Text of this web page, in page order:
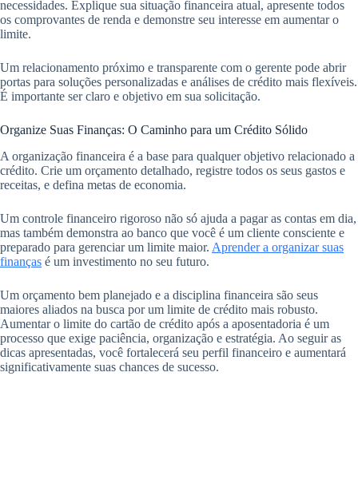
necessidades. Explique sua situação financeira atual, apresente todos
os comprovantes de renda e demonstre seu interesse em aumentar o
limite.
Um relacionamento próximo e transparente com o gerente pode abrir
portas para soluções personalizadas e análises de crédito mais flexíveis.
É importante ser claro e objetivo em sua solicitação.
Organize Suas Finanças: O Caminho para um Crédito Sólido
A organização financeira é a base para qualquer objetivo relacionado a
crédito. Crie um orçamento detalhado, registre todos os seus gastos e
receitas, e defina metas de economia.
Um controle financeiro rigoroso não só ajuda a pagar as contas em dia,
mas também demonstra ao banco que você é um cliente consciente e
preparado para gerenciar um limite maior. Aprender a organizar suas
finanças é um investimento no seu futuro.
Um orçamento bem planejado e a disciplina financeira são seus
maiores aliados na busca por um limite de crédito mais robusto.
Aumentar o limite do cartão de crédito após a aposentadoria é um
processo que exige paciência, organização e estratégia. Ao seguir as
dicas apresentadas, você fortalecerá seu perfil financeiro e aumentará
significativamente suas chances de sucesso.